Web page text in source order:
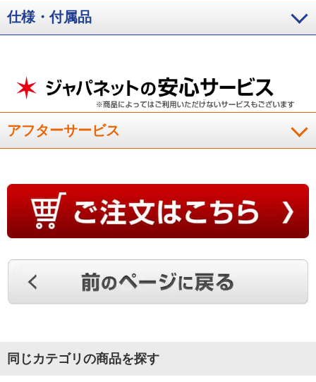
仕様・付属品
アフターサービス
同じカテゴリの商品を探す